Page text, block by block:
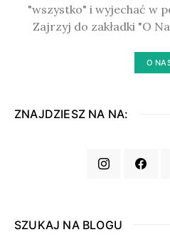
"wszystko" i wyjechać w
Zajrzyj do zakładki "O
O
ZNAJDZIESZ NA NA:
SZUKAJ NA BLOGU